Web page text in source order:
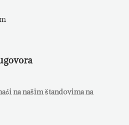
na našim štandovima na